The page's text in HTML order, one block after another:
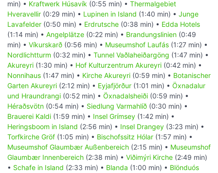
min) • Kraftwerk Húsavík (0:55 min) • Thermalgebiet
Hveravellir (0:29 min) • Lupinen in Island (1:40 min) • Junge
Lavafelder (0:50 min) • Erdrutsche (0:38 min) • Edda Hotels
(1:14 min) • Angelplätze (0:22 min) • Brandungslinien (0:49
min) • Víkurskarð (0:56 min) • Museumshof Laufás (1:27 min) •
Nordlichtturm (0:32 min) • Tunnel Vaðlaheiðargöng (1:47 min) •
Akureyri (1:30 min) • Hof Kulturzentrum Akureyri (0:42 min) •
Nonnihaus (1:47 min) • Kirche Akureyri (0:59 min) • Botanischer
Garten Akureyri (2:12 min) • Eyjafjörður (1:01 min) • Öxnadalur
und Hraundrangi (0:52 min) • Öxnadalsheiði (0:59 min) •
Héraðsvötn (0:54 min) • Siedlung Varmahlíð (0:30 min) •
Brauerei Kaldi (1:59 min) • Insel Grímsey (1:42 min) •
Heringsboom in Island (2:56 min) • Insel Drangey (3:23 min) •
Torfkirche Gröf (1:05 min) • Bischofssitz Hólar (1:57 min) •
Museumshof Glaumbær Außenbereich (2:15 min) • Museumshof
Glaumbær Innenbereich (2:38 min) • Viðimýri Kirche (2:49 min)
• Schafe in Island (2:33 min) • Blanda (1:00 min) • Blönduós